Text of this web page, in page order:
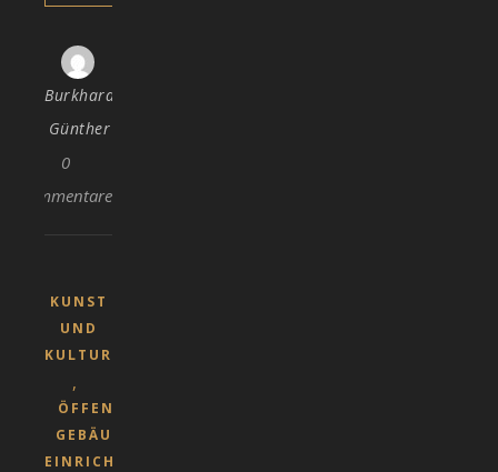
Burkhard
Günther
0
Kommentare
KUNST
UND
KULTUR
,
ÖFFENTLICHE
GEBÄUDE UND
EINRICHTUNGEN